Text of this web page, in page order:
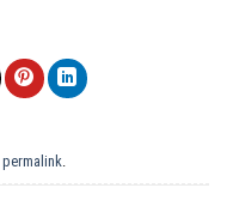
permalink.